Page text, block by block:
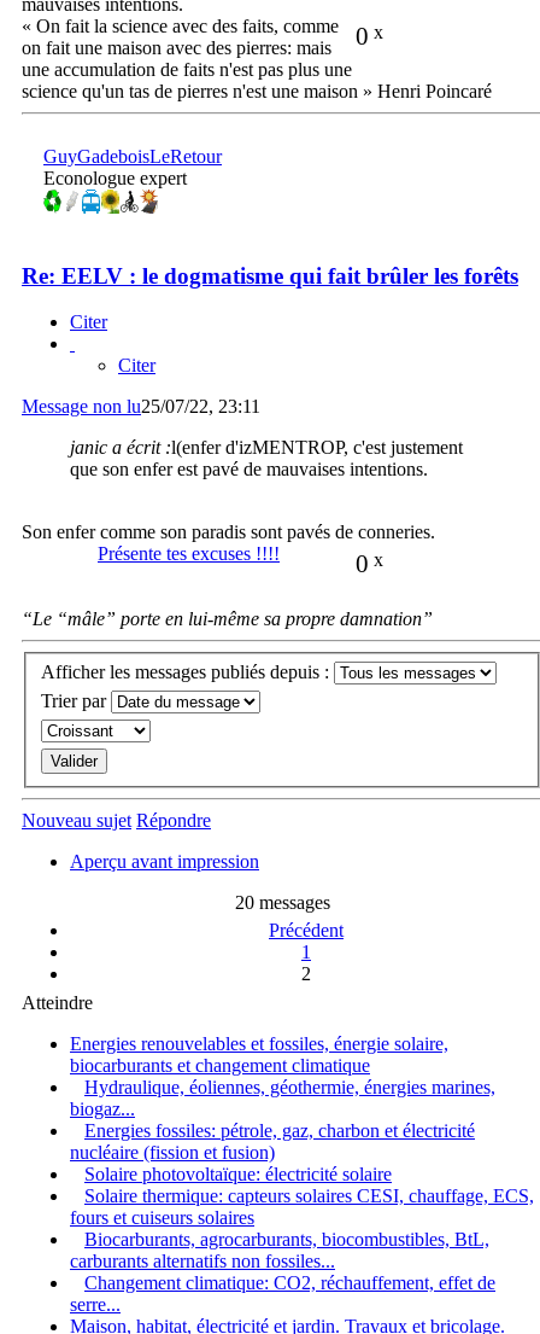
0 x
« On fait la science avec des faits, comme
on fait une maison avec des pierres: mais
une accumulation de faits n'est pas plus une
science qu'un tas de pierres n'est une maison » Henri Poincaré
GuyGadeboisLeRetour
Econologue expert
Re: EELV : le dogmatisme qui fait brûler les forêts
Citer
Citer
Message non lu25/07/22, 23:11
janic a écrit :l(enfer d'izMENTROP, c'est justement
que son enfer est pavé de mauvaises intentions.
Son enfer comme son paradis sont pavés de conneries.
0 x
Présente tes excuses !!!!
“Le “mâle” porte en lui-même sa propre damnation”
Afficher les messages publiés depuis :
Trier par
Nouveau sujet Répondre
Aperçu avant impression
20 messages
Précédent
1
2
Atteindre
Energies renouvelables et fossiles, énergie solaire,
biocarburants et changement climatique
Hydraulique, éoliennes, géothermie, énergies marines,
biogaz...
Energies fossiles: pétrole, gaz, charbon et électricité
nucléaire (fission et fusion)
Solaire photovoltaïque: électricité solaire
Solaire thermique: capteurs solaires CESI, chauffage, ECS,
fours et cuiseurs solaires
Biocarburants, agrocarburants, biocombustibles, BtL,
carburants alternatifs non fossiles...
Changement climatique: CO2, réchauffement, effet de
serre...
Maison, habitat, électricité et jardin. Travaux et bricolage.